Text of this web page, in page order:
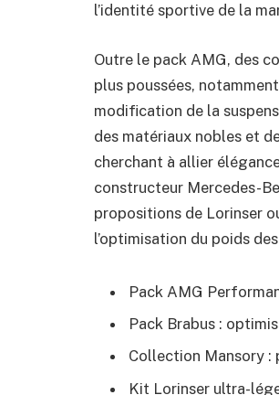
l’identité sportive de la
Outre le pack AMG, des
plus poussées,
modification de la
des matériaux nobles et
cherchant à allier
constructeur Mercedes-
propositions de Lorinser
l’optimisation du poids
Pack AMG
Pack Brabus :
Collection Mansory :
Kit Lorinser ultra-